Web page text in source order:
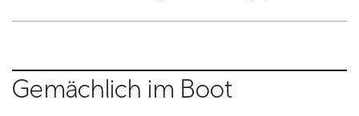
Gemächlich im Boot